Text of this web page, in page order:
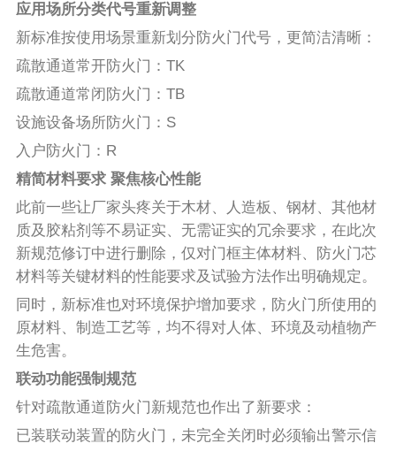
应用场所分类代号重新调整
新标准按使用场景重新划分防火门代号，更简洁清晰：
疏散通道常开防火门：TK
疏散通道常闭防火门：TB
设施设备场所防火门：S
入户防火门：R
精简材料要求 聚焦核心性能
此前一些让厂家头疼关于木材、人造板、钢材、其他材
质及胶粘剂等不易证实、无需证实的冗余要求，在此次
新规范修订中进行删除，仅对门框主体材料、防火门芯
材料等关键材料的性能要求及试验方法作出明确规定。
同时，新标准也对环境保护增加要求，防火门所使用的
原材料、制造工艺等，均不得对人体、环境及动植物产
生危害。
联动功能强制规范
针对疏散通道防火门新规范也作出了新要求：
已装联动装置的防火门，未完全关闭时必须输出警示信